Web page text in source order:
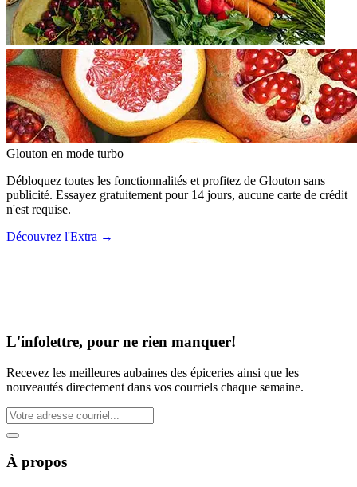
Glouton en mode turbo
Débloquez toutes les fonctionnalités et profitez de Glouton sans
publicité. Essayez gratuitement pour 14 jours, aucune carte de crédit
n'est requise.
Découvrez l'Extra →
L'infolettre, pour ne rien manquer!
Recevez les meilleures aubaines des épiceries ainsi que les
nouveautés directement dans vos courriels chaque semaine.
À propos